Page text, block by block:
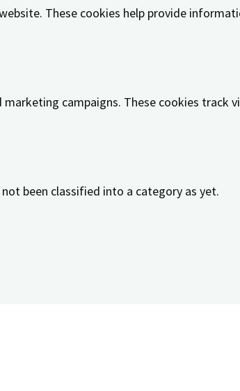
These cookies help provide
campaigns. These cookies
been classified into a category as yet.